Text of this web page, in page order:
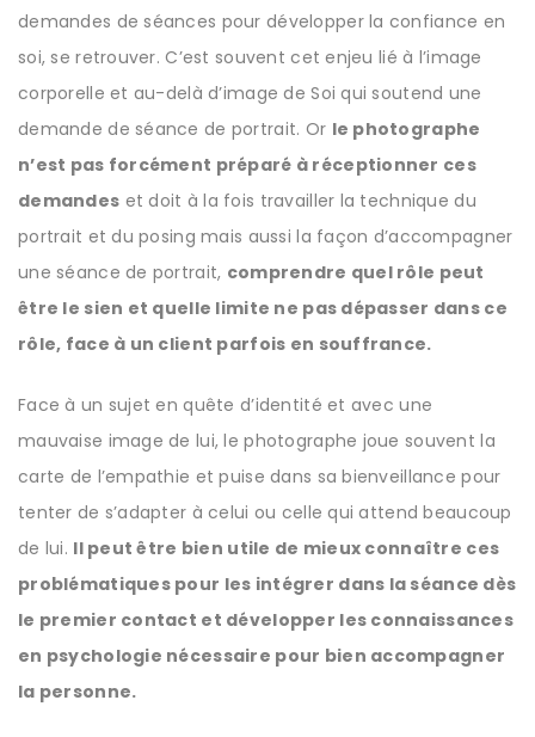
demandes de séances pour développer la confiance en
soi, se retrouver. C’est souvent cet enjeu lié à l’image
corporelle et au-delà d’image de Soi qui soutend une
demande de séance de portrait. Or le photographe
n’est pas forcément préparé à réceptionner ces
demandes et doit à la fois travailler la technique du
portrait et du posing mais aussi la façon d’accompagner
une séance de portrait, comprendre quel rôle peut
être le sien et quelle limite ne pas dépasser dans ce
rôle, face à un client parfois en souffrance.
Face à un sujet en quête d’identité et avec une
mauvaise image de lui, le photographe joue souvent la
carte de l’empathie et puise dans sa bienveillance pour
tenter de s’adapter à celui ou celle qui attend beaucoup
de lui. Il peut être bien utile de mieux connaître ces
problématiques pour les intégrer dans la séance dès
le premier contact et développer les connaissances
en psychologie nécessaire pour bien accompagner
la personne.